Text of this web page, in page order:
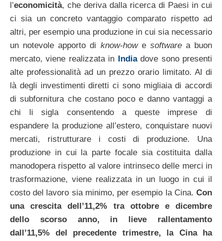
l’economicità, che deriva dalla ricerca di Paesi in cui
ci sia un concreto vantaggio comparato rispetto ad
altri, per esempio una produzione in cui sia necessario
un notevole apporto di know-howe softwarea buon
mercato, viene realizzata in
Indiadove sono presenti
alte professionalità ad un prezzo orario limitato. Al di
là degli investimenti diretti ci sono migliaia di accordi
di subfornitura che costano poco e danno vantaggi a
chi li sigla consentendo a queste imprese di
espandere la produzione all’estero, conquistare nuovi
mercati, ristrutturare i costi di produzione. Una
produzione in cui la parte focale sia costituita dalla
manodopera rispetto al valore intrinseco delle merci in
trasformazione, viene realizzata in un luogo in cui il
costo del lavoro sia minimo, per esempio la Cina. Con
una crescita dell’11,2% tra ottobre e dicembre
dello scorso anno, in lieve rallentamento
dall’11,5% del precedente trimestre, la Cina ha